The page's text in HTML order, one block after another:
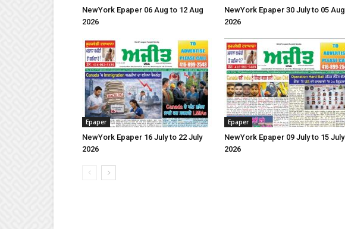
NewYork Epaper 06 Aug to 12 Aug
2026
NewYork Epaper 30 July to 05 Aug
2026
Epaper
NewYork Epaper 16 July to 22 July
2026
Epaper
NewYork Epaper 09 July to 15 July
2026